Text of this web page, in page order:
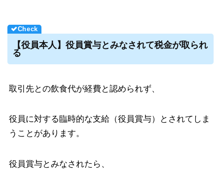
【役員本人】役員賞与とみなされて税金が取られ
る
取引先との飲食代が経費と認められず、
役員に対する臨時的な支給（役員賞与）とされてしま
うことがあります。
役員賞与とみなされたら、